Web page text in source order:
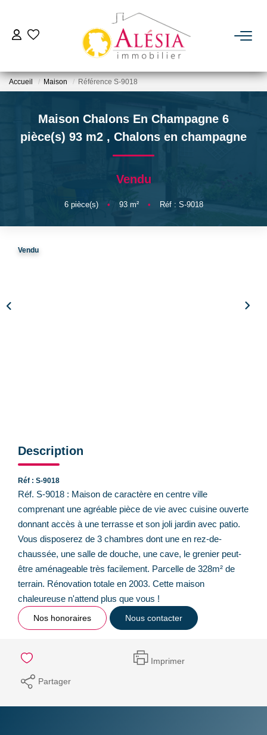
ACHETER
BIENS VENDUS / LOUÉS
NOTRE AGENCE
Accueil Maison Référence S-9018
Maison Chalons En Champagne 6
pièce(s) 93 m2 , Chalons en champagne
Vendu
6pièce(s) • 93m² • Réf : S-9018
Vendu
Description
Réf : S-9018
Réf. S-9018 : Maison de caractère en centre ville
comprenant une agréable pièce de vie avec cuisine ouverte
donnant accès à une terrasse et son joli jardin avec patio.
Vous disposerez de 3 chambres dont une en rez-de-
chaussée, une salle de douche, une cave, le grenier peut-
être aménageable très facilement. Parcelle de 328m² de
terrain. Rénovation totale en 2003. Cette maison
chaleureuse n'attend plus que vous !
Nos honoraires Nous contacter
Imprimer
Partager